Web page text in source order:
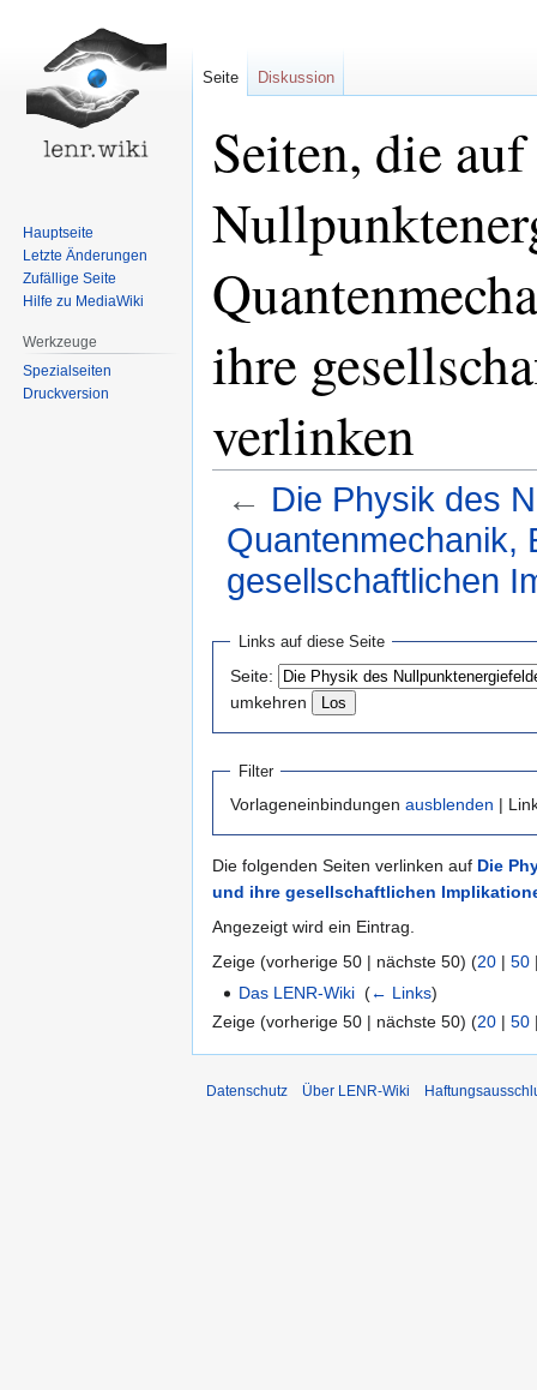
Seiten, die
ihre
verlinken
← Die Physik des
Quantenmechanik,
gesellschaftlichen
Navigation
springen
springen
Links auf diese Seite
Seite:
umkehren
Filter
Vorlageneinbindungen ausblenden |
Die folgenden Seiten verlinken auf Die
und ihre gesellschaftlichen
Angezeigt wird ein Eintrag.
Zeige (vorherige 50 | nächste 50) (20 | 50
Das LENR-Wiki ‎(← Links)
Zeige (vorherige 50 | nächste 50) (20 | 50
Seite Diskussion
Hauptseite
Letzte Änderungen
Zufällige Seite
Hilfe zu MediaWiki
Werkzeuge
Spezialseiten
Druckversion
Datenschutz Über LENR-Wiki